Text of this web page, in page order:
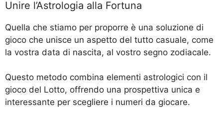
Unire l’Astrologia alla Fortuna
Quella che stiamo per proporre è una soluzione di
gioco che unisce un aspetto del tutto casuale, come
la vostra data di nascita, al vostro segno zodiacale.
Questo metodo combina elementi astrologici con il
gioco del Lotto, offrendo una prospettiva unica e
interessante per scegliere i numeri da giocare.